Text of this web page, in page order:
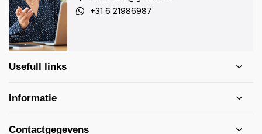
+31 6 21986987
Usefull links
Informatie
Contactgegevens